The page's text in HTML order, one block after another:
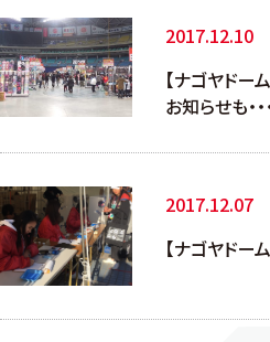
2017.12.10
【ナゴヤド
お知らせも・・
2017.12.07
【ナゴヤドー